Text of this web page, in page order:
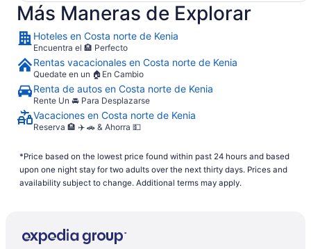
Más Maneras de Explorar
Hoteles en Costa norte de Kenia
Encuentra el 🏨 Perfecto
Rentas vacacionales en Costa norte de Kenia
Quedate en un 🏠En Cambio
Renta de autos en Costa norte de Kenia
Rente Un 🚘 Para Desplazarse
Vacaciones en Costa norte de Kenia
Reserva 🏨 ✈️ 🚗 & Ahorra 💵
*Price based on the lowest price found within past 24 hours and based
upon one night stay for two adults over the next thirty days. Prices and
availability subject to change. Additional terms may apply.